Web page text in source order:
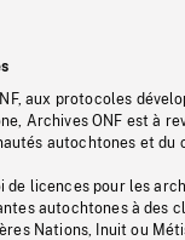
aux protocoles
Archives ONF est à
autochtones et
de licences pour les
autochtones à des
Nations, Inuit ou